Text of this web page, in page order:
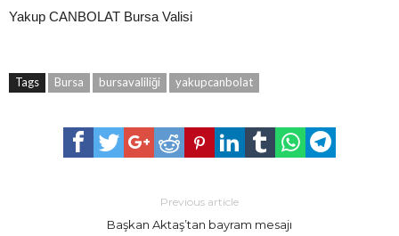
Yakup CANBOLAT Bursa Valisi
Tags Bursa bursavaliliği yakupcanbolat
Previous article
Başkan Aktaş’tan bayram mesajı